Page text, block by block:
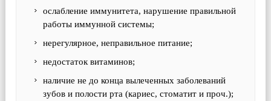
ослабление иммунитета, нарушение правильной
работы иммунной системы;
нерегулярное, неправильное питание;
недостаток витаминов;
наличие не до конца вылеченных заболеваний
зубов и полости рта (кариес, стоматит и проч.);